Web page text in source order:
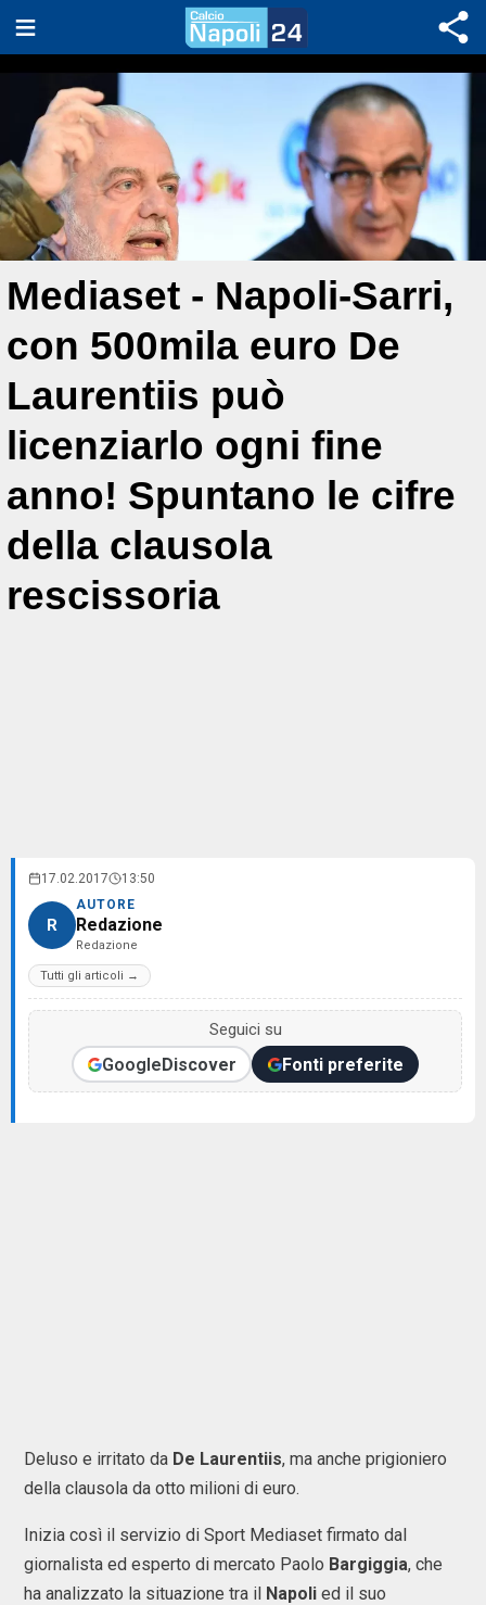
Mediaset - Napoli-Sarri,
con 500mila euro De
Laurentiis può
licenziarlo ogni fine
anno! Spuntano le cifre
della clausola
rescissoria
17.02.2017 13:50
R
AUTORE
Redazione
Redazione
Tutti gli articoli →
Seguici su
GoogleDiscover Fonti preferite
Deluso e irritato da De Laurentiis, ma anche prigioniero
della clausola da otto milioni di euro.
Inizia così il servizio di Sport Mediaset firmato dal
giornalista ed esperto di mercato Paolo Bargiggia, che
ha analizzato la situazione tra il Napoli ed il suo